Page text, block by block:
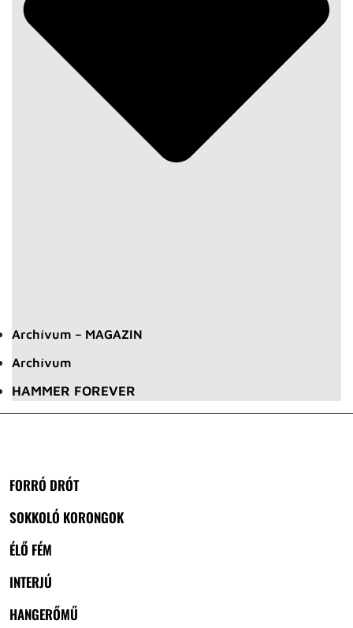
Archívum – MAGAZIN
Archívum
HAMMER FOREVER
FORRÓ DRÓT
SOKKOLÓ KORONGOK
ÉLŐ FÉM
INTERJÚ
HANGERŐMŰ